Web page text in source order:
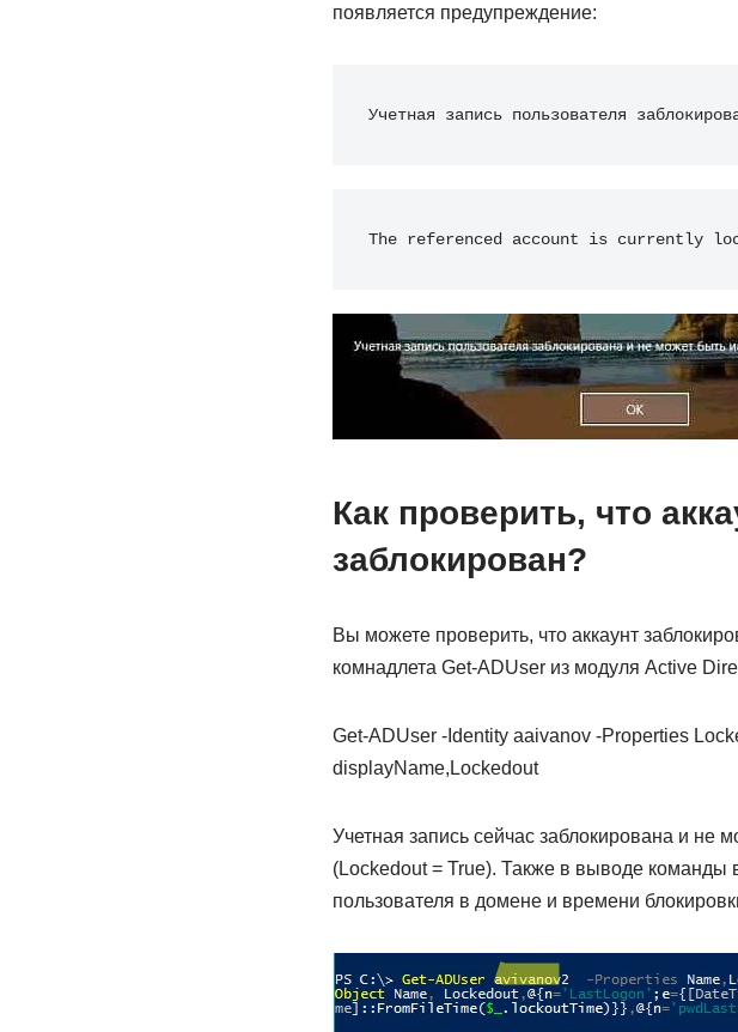
появляется предупреждение:
Учетная запись пользователя
The referenced account is currently
Как проверить, что
заблокирован?
Вы можете проверить, что аккаунт
комнадлета Get-ADUser из модуля Active
Get-ADUser -Identity aaivanov -Properties
displayName,Lockedout
Учетная запись сейчас заблокирована и не
(Lockedout = True). Также в выводе
пользователя в домене и времени